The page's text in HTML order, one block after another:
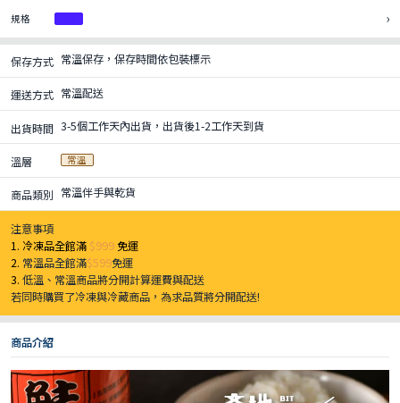
規格 ›
保存方式 常溫保存，保存時間依包裝標示
運送方式 常溫配送
出貨時間 3-5個工作天內出貨，出貨後1-2工作天到貨
溫層 常溫
商品類別 常溫伴手與乾貨
注意事項
1. 冷凍品全館滿 $999免運
2. 常溫品全館滿$599免運
3.低溫、常溫商品將分開計算運費與配送
若同時購買了冷凍與冷藏商品，為求品質將分開配送!
商品介紹